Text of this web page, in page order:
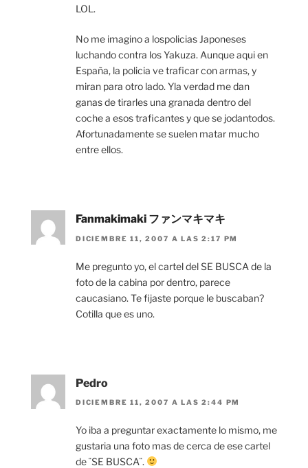
LOL.
No me imagino a lospolicias Japoneses
luchando contra los Yakuza. Aunque aqui en
España, la policia ve traficar con armas, y
miran para otro lado. Yla verdad me dan
ganas de tirarles una granada dentro del
coche a esos traficantes y que se jodantodos.
Afortunadamente se suelen matar mucho
entre ellos.
Fanmakimaki ファンマキマキ
DICIEMBRE 11, 2007 A LAS 2:17 PM
Me pregunto yo, el cartel del SE BUSCA de la
foto de la cabina por dentro, parece
caucasiano. Te fijaste porque le buscaban?
Cotilla que es uno.
Pedro
DICIEMBRE 11, 2007 A LAS 2:44 PM
Yo iba a preguntar exactamente lo mismo, me
gustaria una foto mas de cerca de ese cartel
de ¨SE BUSCA¨.